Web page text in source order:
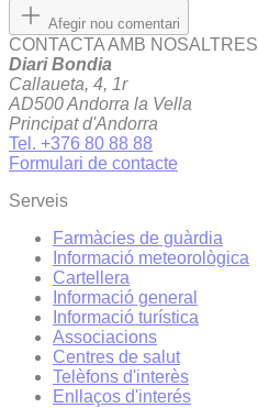
Afegir nou comentari
CONTACTA AMB NOSALTRES
Diari Bondia
Callaueta, 4, 1r
AD500 Andorra la Vella
Principat d'Andorra
Tel. +376 80 88 88
Formulari de contacte
Serveis
Farmàcies de guàrdia
Informació meteorològica
Cartellera
Informació general
Informació turística
Associacions
Centres de salut
Telèfons d'interès
Enllaços d'interés